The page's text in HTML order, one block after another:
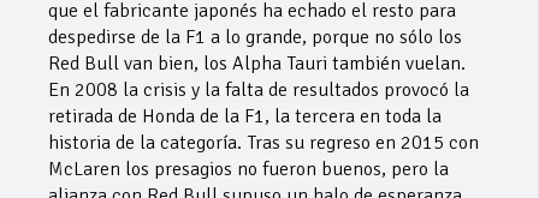
que el fabricante japonés ha echado el resto para
despedirse de la F1 a lo grande, porque no sólo los
Red Bull van bien, los Alpha Tauri también vuelan.
En 2008 la crisis y la falta de resultados provocó la
retirada de Honda de la F1, la tercera en toda la
historia de la categoría. Tras su regreso en 2015 con
McLaren los presagios no fueron buenos, pero la